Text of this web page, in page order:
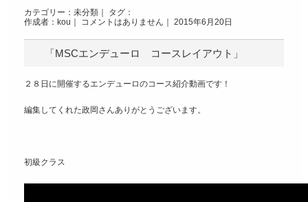
カテゴリー： 未分類 ｜ タグ：
作成者：kou｜ コメントはありません ｜ 2015年6月20日
「MSCエンデューロ コースレイアウト」
２８日に開催するエンデューロのコース紹介動画です！
編集してくれた政岡さんありがとうございます。
初級クラス